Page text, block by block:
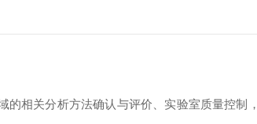
相关分析方法确认与评价、实验室质量控制